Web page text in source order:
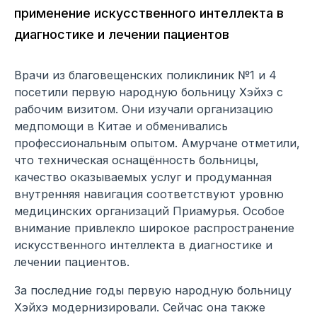
применение искусственного интеллекта в
диагностике и лечении пациентов
Врачи из благовещенских поликлиник №1 и 4
посетили первую народную больницу Хэйхэ с
рабочим визитом. Они изучали организацию
медпомощи в Китае и обменивались
профессиональным опытом. Амурчане отметили,
что техническая оснащённость больницы,
качество оказываемых услуг и продуманная
внутренняя навигация соответствуют уровню
медицинских организаций Приамурья. Особое
внимание привлекло широкое распространение
искусственного интеллекта в диагностике и
лечении пациентов.
За последние годы первую народную больницу
Хэйхэ модернизировали. Сейчас она также